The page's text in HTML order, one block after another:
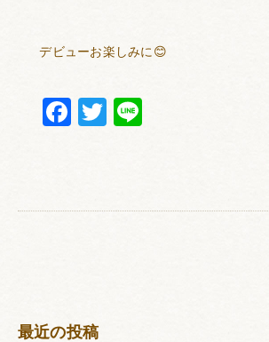
デビューお楽しみに 😊
Facebook
Twitter
最近の投稿